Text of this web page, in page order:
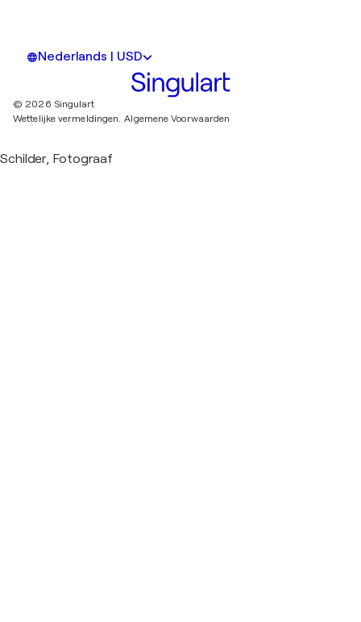
Nederlands | USD
© 2026 Singulart
Wettelijke vermeldingen. Algemene Voorwaarden
Schilder, Fotograaf